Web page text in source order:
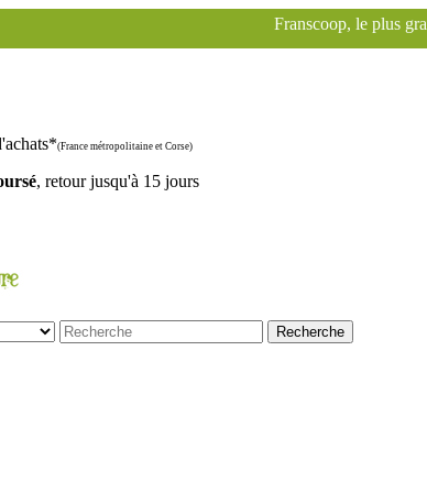
Franscoop, le plus grand espace
(France métropolitaine et Corse)
, retour jusqu'à 15 jours
Recherche